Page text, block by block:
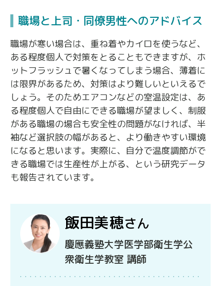
職場と上司・同僚男性へのアドバイス
職場が寒い場合は、重ね着やカイロを使うなど、
ある程度個人で対策をとることもできますが、ホ
ットフラッシュで暑くなってしまう場合、薄着に
は限界があるため、対策はより難しいといえるで
しょう。そのためエアコンなどの室温設定は、あ
る程度個人で自由にできる職場が望ましく、制服
がある職場の場合も安全性の問題がなければ、半
袖など選択肢の幅があると、より働きやすい環境
になると思います。実際に、自分で温度調節がで
きる職場では生産性が上がる、という研究データ
も報告されています。
飯田美穂さん
慶應義塾大学医学部衛生学公
衆衛生学教室 講師